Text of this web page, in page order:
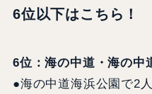
6位以下はこちら！
6位：海の中道・海の中
●海の中道海浜公園で2